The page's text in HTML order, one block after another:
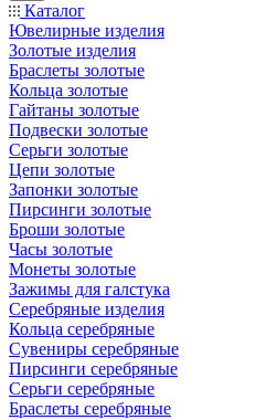
Каталог
Ювелирные изделия
Золотые изделия
Браслеты золотые
Кольца золотые
Гайтаны золотые
Подвески золотые
Серьги золотые
Цепи золотые
Запонки золотые
Пирсинги золотые
Броши золотые
Часы золотые
Монеты золотые
Зажимы для галстука
Серебряные изделия
Кольца серебряные
Сувениры серебряные
Пирсинги серебряные
Серьги серебряные
Браслеты серебряные